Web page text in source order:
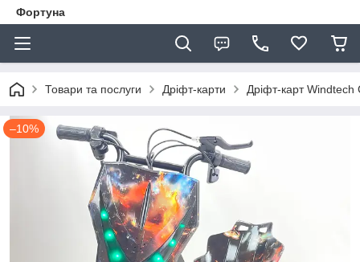
Фортуна
Товари та послуги Дріфт-карти Дріфт-карт
–10%